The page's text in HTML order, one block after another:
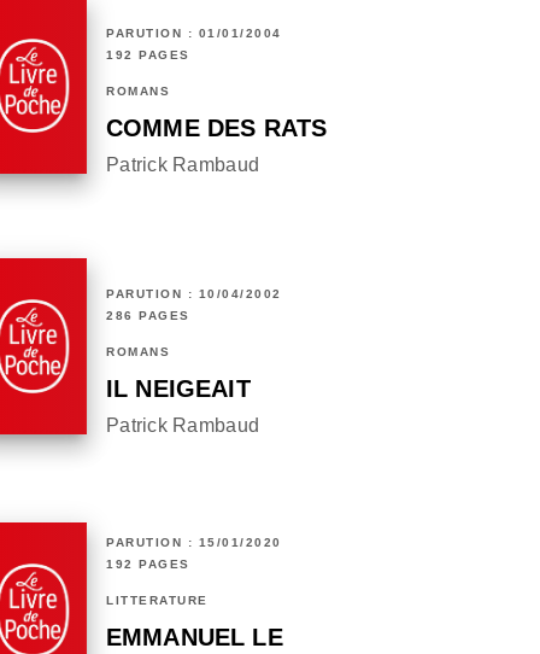
PARUTION : 01/01/2004
192 PAGES
ROMANS
COMME DES RATS
Patrick Rambaud
PARUTION : 10/04/2002
286 PAGES
ROMANS
IL NEIGEAIT
Patrick Rambaud
PARUTION : 15/01/2020
192 PAGES
LITTÉRATURE
EMMANUEL LE